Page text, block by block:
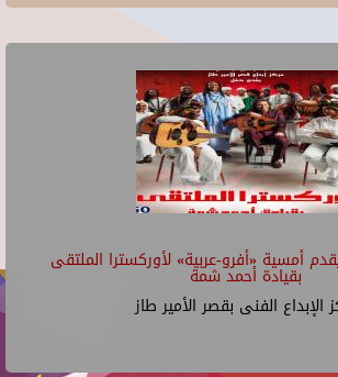
أمسية «أفرو-عربية» لأوركسترا الملتقى
بقيادة أحمد شمة
الإبداع الفنى بقصر الأمير طاز